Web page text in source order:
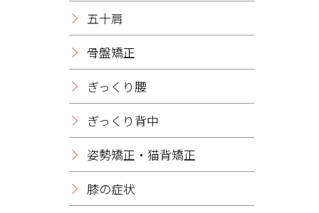
五十肩
骨盤矯正
ぎっくり腰
ぎっくり背中
姿勢矯正・猫背矯正
膝の症状